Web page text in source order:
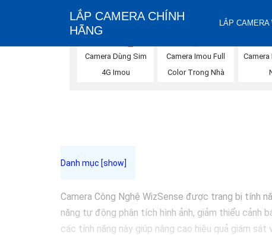
LẮP CAMERA CHÍNH
HÃNG
LẮP CAMERA
Camera Dùng Sim
4G Imou
Camera Imou Full
Color Trong Nhà
Camera
Camera Công Nghệ WizSense được trang bị tính
năng tự động phân tích hình ảnh, giảm thiểu cảnh
các tính năng này giúp nâng cao hiệu quả giám sát